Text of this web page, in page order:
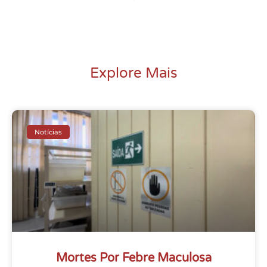
Explore Mais
Notícias
Mortes Por Febre Maculosa